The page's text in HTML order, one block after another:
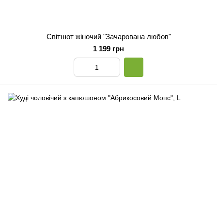
Світшот жіночий "Зачарована любов"
1 199 грн